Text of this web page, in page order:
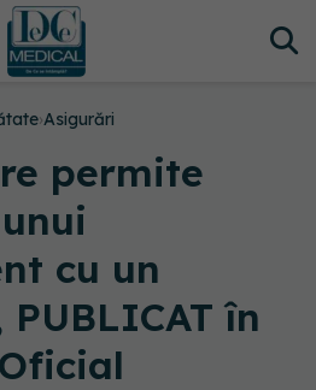
›Asigurări
permite
cu un
în